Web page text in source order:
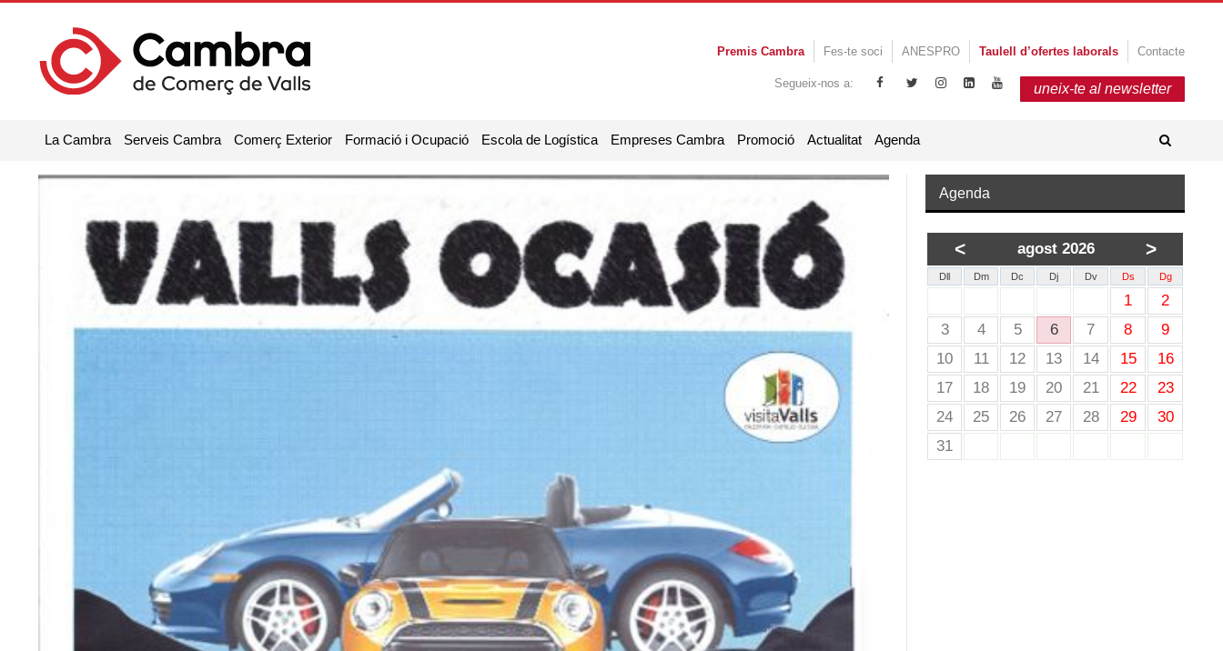
Premis Cambra Fes-te soci ANESPRO Taulell d’ofertes laborals Contacte
Segueix-nos a: uneix-te al newsletter
La Cambra Serveis Cambra Comerç Exterior Formació i Ocupació Escola de Logística Empreses Cambra Promoció Actualitat Agenda
Agenda
< agost 2026 >
Dll Dm Dc Dj Dv Ds Dg
1
2
3
4 5 6 7 8
9
10
11 12 13 14 15
16
17
18 19 20 21 22
23
24
25 26 27 28 29
30
31